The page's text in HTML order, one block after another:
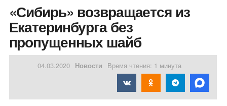
«Сибирь» возвращается из
Екатеринбурга без
пропущенных шайб
04.03.2020 Новости Время чтения: 1 минута